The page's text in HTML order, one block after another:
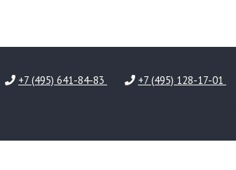
+7 (495) 641-84-83 +7 (495) 128-17-01